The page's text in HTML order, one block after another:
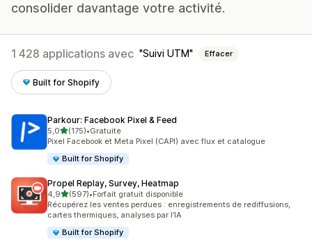
consolider davantage votre activité.
1 428 applications avec Suivi UTM Effacer
Built for Shopify
Parkour: Facebook Pixel & Feed
5,0étoile(s) sur 5
(175)
175 avis au total
•Gratuite
Pixel Facebook et Meta Pixel (CAPI) avec flux et catalogue
Built for Shopify
Propel Replay, Survey, Heatmap
4,9étoile(s) sur 5
(597)
597 avis au total
•Forfait gratuit disponible
Récupérez les ventes perdues : enregistrements de rediffusions,
cartes thermiques, analyses par l’IA
Built for Shopify